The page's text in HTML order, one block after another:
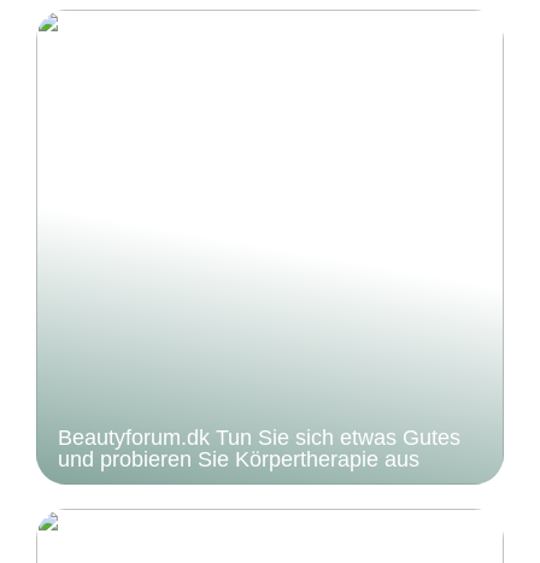
Beautyforum.dk Tun Sie sich etwas Gutes
und probieren Sie Körpertherapie aus